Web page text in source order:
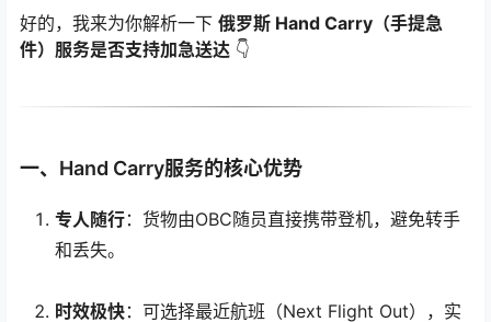
好的，我来为你解析一下 俄罗斯 Hand Carry（手提急
件）服务是否支持加急送达 👇
一、Hand Carry服务的核心优势
专人随行：货物由OBC随员直接携带登机，避免转手
和丢失。
时效极快：可选择最近航班（Next Flight Out），实